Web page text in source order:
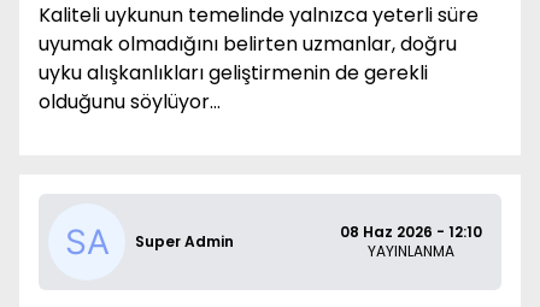
Kaliteli uykunun temelinde yalnızca yeterli süre
uyumak olmadığını belirten uzmanlar, doğru
uyku alışkanlıkları geliştirmenin de gerekli
olduğunu söylüyor…
Super Admin
08 Haz 2026 - 12:10
YAYINLANMA